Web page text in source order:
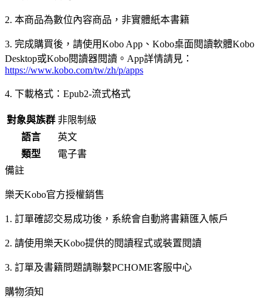
2. 本商品為數位內容商品，非實體紙本書籍
3. 完成購買後，請使用Kobo App、Kobo桌面閱讀軟體Kobo
Desktop或Kobo閱讀器閱讀。App詳情請見：
https://www.kobo.com/tw/zh/p/apps
4. 下載格式：Epub2-流式格式
對象與族群 非限制級
語言
英文
類型
電子書
備註
樂天Kobo官方授權銷售
1. 訂單確認交易成功後，系統會自動將書籍匯入帳戶
2. 請使用樂天Kobo提供的閱讀程式或裝置閱讀
3. 訂單及書籍問題請聯繫PCHOME客服中心
購物須知